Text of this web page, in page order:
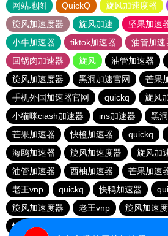
网站地图 QuickQ 旋风加速度器
旋风加速度器
旋风加速 坚果加速
小牛加速器
tiktok加速器 油管加速
回锅肉加速器
旋风 油管加速器
旋风加速度器
黑洞加速官网
芒果
手机外国加速器官网
quickq
旋风
小猫咪ciash加速器
ins加速器 黑
芒果加速器
快橙加速器 quickq
海鸥加速器
旋风加速度器 旋风加
油管加速器
西柚加速器 芒果加速
老王vnp
quickq 快鸭加速器
旋风加速度器
老王vnp 旋风加速
快橙加速器